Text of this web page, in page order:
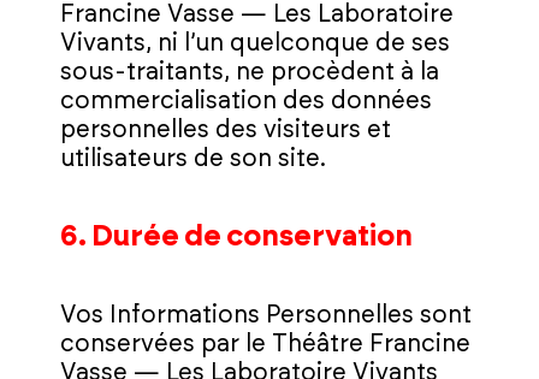
Francine Vasse — Les Laboratoire
Vivants, ni l’un quelconque de ses
sous-traitants, ne procèdent à la
commercialisation des données
personnelles des visiteurs et
utilisateurs de son site.
6. Durée de conservation
Vos Informations Personnelles sont
conservées par le Théâtre Francine
Vasse — Les Laboratoire Vivants